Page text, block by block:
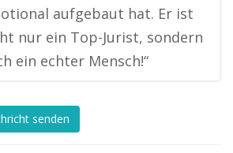
aufgebaut hat. Er ist
nur ein Top-Jurist, sondern
ein echter Mensch!“
senden